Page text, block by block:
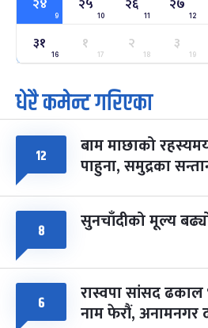
२५
मंगल
ग्याल्पो ल्होसार
फाल्गुन २५, २०८३ Mar 9, 2027
७
आइत
पूर्णिमा व्रत
चैत्र ७, २०८३-Mar 21, 2027
८ फागुपूर्णिमा
चैत्र ८, २०८३-Mar 22, 2027
9 10 11 12
३१
16
१
17
२
18
३
19
धेरै कमेन्ट गरिएका
१२ बाम माछाको
पाहुना, समुद्रका
८ सुनचाँदीको मूल्य
६ रास्वपा सांसद
नाम फेरौं, अनामनगर